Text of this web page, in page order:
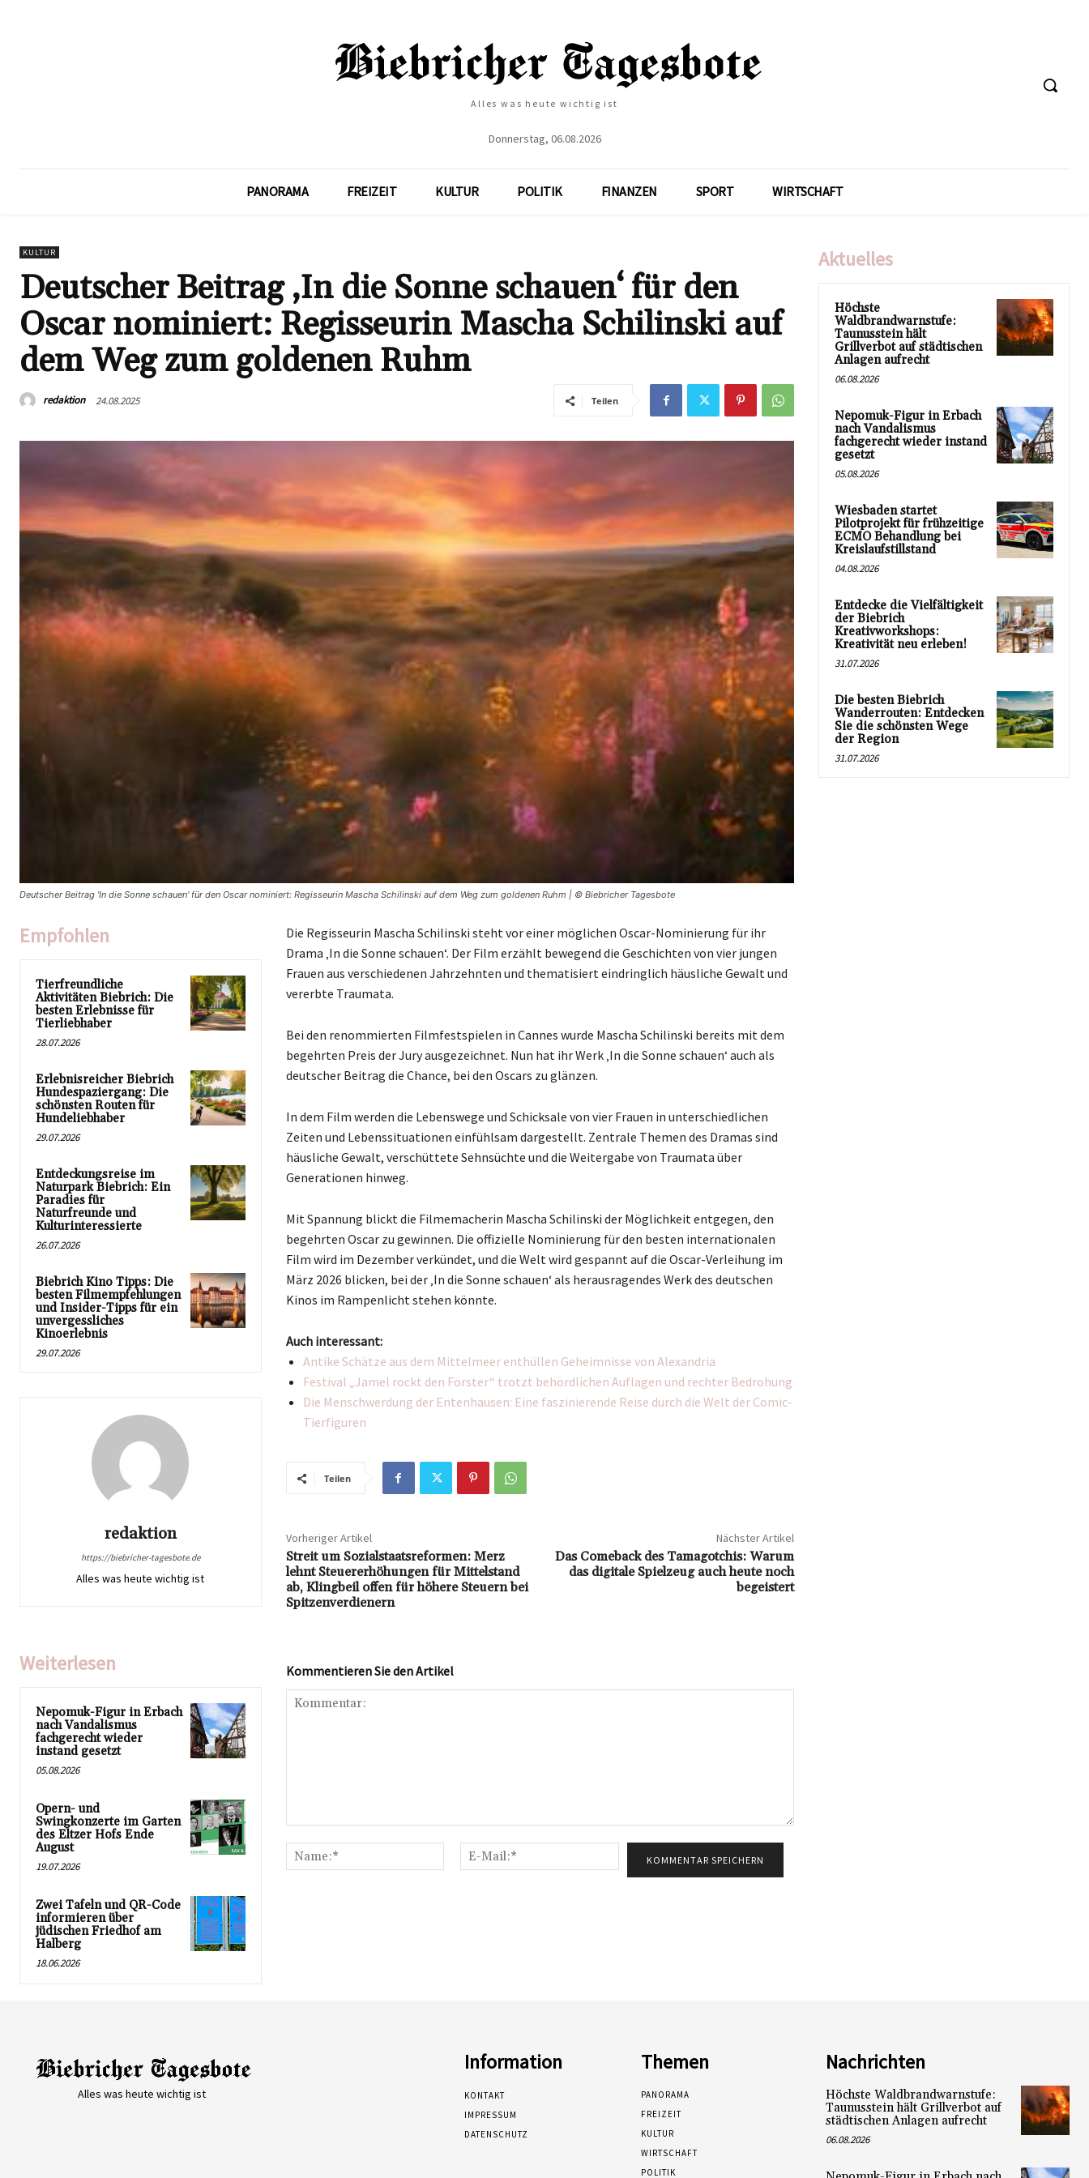
Alles was heute wichtig ist
Donnerstag, 06.08.2026
PANORAMA FREIZEIT KULTUR POLITIK FINANZEN SPORT WIRTSCHAFT
KULTUR
Deutscher Beitrag ‚In die Sonne schauen‘ für den
Oscar nominiert: Regisseurin Mascha Schilinski auf
dem Weg zum goldenen Ruhm
redaktion 24.08.2025 Teilen
Deutscher Beitrag 'In die Sonne schauen' für den Oscar nominiert: Regisseurin Mascha Schilinski auf dem Weg zum goldenen Ruhm | © Biebricher Tagesbote
Empfohlen
Tierfreundliche
Aktivitäten Biebrich: Die
besten Erlebnisse für
Tierliebhaber
28.07.2026
Erlebnisreicher Biebrich
Hundespaziergang: Die
schönsten Routen für
Hundeliebhaber
29.07.2026
Entdeckungsreise im
Naturpark Biebrich: Ein
Paradies für
Naturfreunde und
Kulturinteressierte
26.07.2026
Biebrich Kino Tipps: Die
besten Filmempfehlungen
und Insider-Tipps für ein
unvergessliches
Kinoerlebnis
29.07.2026
redaktion
https://biebricher-tagesbote.de
Alles was heute wichtig ist
Die Regisseurin Mascha Schilinski steht vor einer möglichen Oscar-Nominierung für ihr
Drama ‚In die Sonne schauen‘. Der Film erzählt bewegend die Geschichten von vier jungen
Frauen aus verschiedenen Jahrzehnten und thematisiert eindringlich häusliche Gewalt und
vererbte Traumata.
Bei den renommierten Filmfestspielen in Cannes wurde Mascha Schilinski bereits mit dem
begehrten Preis der Jury ausgezeichnet. Nun hat ihr Werk ‚In die Sonne schauen‘ auch als
deutscher Beitrag die Chance, bei den Oscars zu glänzen.
In dem Film werden die Lebenswege und Schicksale von vier Frauen in unterschiedlichen
Zeiten und Lebenssituationen einfühlsam dargestellt. Zentrale Themen des Dramas sind
häusliche Gewalt, verschüttete Sehnsüchte und die Weitergabe von Traumata über
Generationen hinweg.
Mit Spannung blickt die Filmemacherin Mascha Schilinski der Möglichkeit entgegen, den
begehrten Oscar zu gewinnen. Die offizielle Nominierung für den besten internationalen
Film wird im Dezember verkündet, und die Welt wird gespannt auf die Oscar-Verleihung im
März 2026 blicken, bei der ‚In die Sonne schauen‘ als herausragendes Werk des deutschen
Kinos im Rampenlicht stehen könnte.
Auch interessant:
Antike Schätze aus dem Mittelmeer enthüllen Geheimnisse von Alexandria
Festival „Jamel rockt den Förster“ trotzt behördlichen Auflagen und rechter Bedrohung
Die Menschwerdung der Entenhausen: Eine faszinierende Reise durch die Welt der Comic-
Tierfiguren
Teilen
Vorheriger Artikel
Streit um Sozialstaatsreformen: Merz
lehnt Steuererhöhungen für Mittelstand
ab, Klingbeil offen für höhere Steuern bei
Spitzenverdienern
Nächster Artikel
Das Comeback des Tamagotchis: Warum
das digitale Spielzeug auch heute noch
begeistert
Weiterlesen
Nepomuk-Figur in Erbach
nach Vandalismus
fachgerecht wieder
instand gesetzt
05.08.2026
Opern- und
Swingkonzerte im Garten
des Eltzer Hofs Ende
August
19.07.2026
Zwei Tafeln und QR-Code
informieren über
jüdischen Friedhof am
Halberg
18.06.2026
Kommentieren Sie den Artikel
Name:*
Mail:*
Aktuelles
Höchste
Waldbrandwarnstufe:
Taunusstein hält
Grillverbot auf städtischen
Anlagen aufrecht
06.08.2026
Nepomuk-Figur in Erbach
nach Vandalismus
fachgerecht wieder instand
gesetzt
05.08.2026
Wiesbaden startet
Pilotprojekt für frühzeitige
ECMO Behandlung bei
Kreislaufstillstand
04.08.2026
Entdecke die Vielfältigkeit
der Biebrich
Kreativworkshops:
Kreativität neu erleben!
31.07.2026
Die besten Biebrich
Wanderrouten: Entdecken
Sie die schönsten Wege
der Region
31.07.2026
Alles was heute wichtig ist
Information
KONTAKT
IMPRESSUM
DATENSCHUTZ
Themen
PANORAMA
FREIZEIT
KULTUR
WIRTSCHAFT
POLITIK
Nachrichten
Höchste Waldbrandwarnstufe:
Taunusstein hält Grillverbot auf
städtischen Anlagen aufrecht
06.08.2026